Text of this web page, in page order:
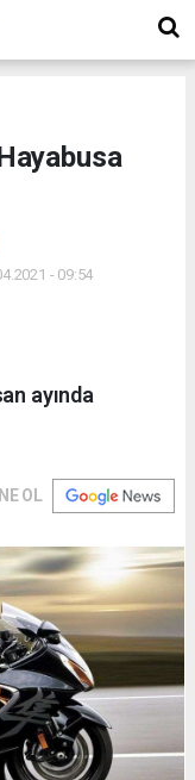
- 09:54
ayında
OL